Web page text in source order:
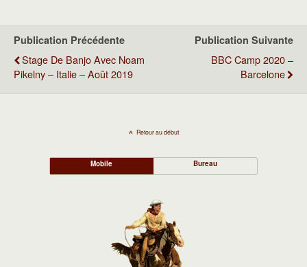
Publication Précédente
Stage De Banjo Avec Noam
Pikelny – Italie – Août 2019
Publication Suivante
BBC Camp 2020 –
Barcelone
Retour au début
Mobile Bureau